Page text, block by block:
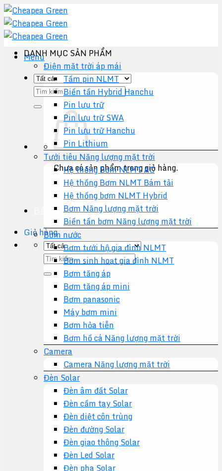
Chuyển
đến
nội
dung
Menu
Tìm
kiếm:
Chưa có sản phẩm trong giỏ hàng.
Quay trở lại cửa hàng
Báo giá +
Giỏ hàng
Tìm
kiếm:
DANH MỤC SẢN PHẨM
Điện mặt trời áp mái
Tấm pin NLMT
Biến tần Hybrid Hanchu
Pin lưu trữ
Pin lưu trữ SWA
Pin lưu trữ Hanchu
Pin Lithium
Tưới tiêu Năng lượng mặt trời
Hệ thống Bơm NLMT AC
Hệ thống Bơm NLMT Bám tải
Hệ thống bơm NLMT Hybrid
Bơm Năng lượng mặt trời
Biến tần bơm Năng lượng mặt trời
Bơm nước
Bơm tưới hộ gia đình NLMT
Bơm sinh hoạt gia đình NLMT
Bơm tăng áp
Bơm tăng áp mini
Bơm panasonic
Máy bơm mini
Bơm hỏa tiễn
Bơm hồ cá Năng lượng mặt trời
Camera
Camera Năng lượng mặt trời
Đèn Solar
Đèn âm đất Solar
Đèn cầm tay Solar
Đèn diệt côn trùng
Đèn đường Solar
Đèn giao thông Solar
Đèn Led Solar
Đèn pha Solar